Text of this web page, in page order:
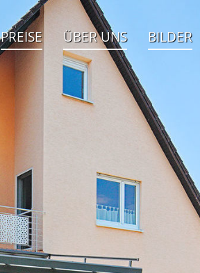
PREISE ÜBER UNS BILDER